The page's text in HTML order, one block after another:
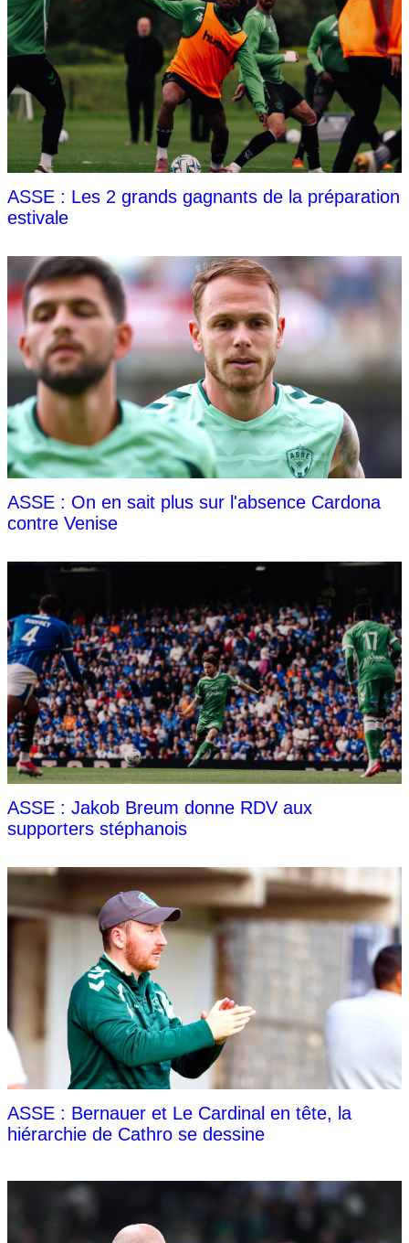
ASSE : Les 2 grands gagnants de la préparation
estivale
ASSE : On en sait plus sur l'absence Cardona
contre Venise
ASSE : Jakob Breum donne RDV aux
supporters stéphanois
ASSE : Bernauer et Le Cardinal en tête, la
hiérarchie de Cathro se dessine